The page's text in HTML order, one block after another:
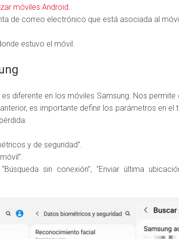
móviles Android.
de correo electrónico que está asociada al
estuvo el móvil.
es diferente en los móviles Samsung. Nos
es importante definir los parámetros en el
y de seguridad”.
sin conexión”, “Enviar última